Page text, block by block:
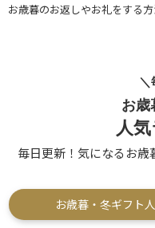
お歳暮のお返しやお礼をする方
＼
お歳
人
毎日更新！気になるお歳
お歳暮・冬ギフト